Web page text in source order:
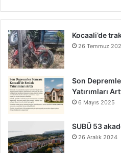
Kocaali’de
26 Temmuz
Son
Yatırımları
6 Mayıs 2025
SUBÜ 53
26 Aralık 2024